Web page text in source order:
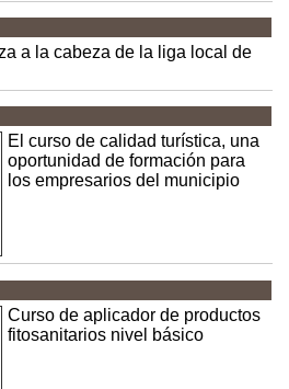
a la cabeza de la liga local de
El curso de calidad turística, una
oportunidad de formación para
los empresarios del municipio
Curso de aplicador de productos
fitosanitarios nivel básico